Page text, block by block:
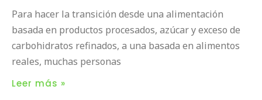
Para hacer la transición desde una alimentación
basada en productos procesados, azúcar y exceso de
carbohidratos refinados, a una basada en alimentos
reales, muchas personas
Leer más »